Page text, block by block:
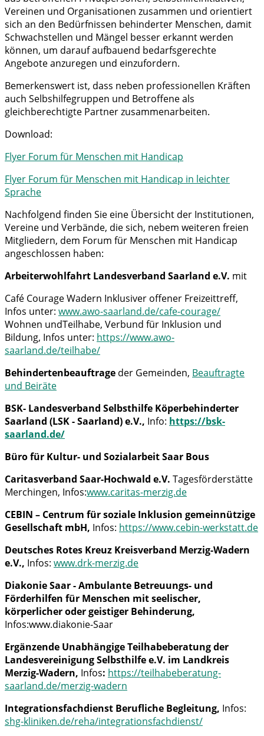
Vereinen und Organisationen zusammen und orientiert
sich an den Bedürfnissen behinderter Menschen, damit
Schwachstellen und Mängel besser erkannt werden
können, um darauf aufbauend bedarfsgerechte
Angebote anzuregen und einzufordern.
Bemerkenswert ist, dass neben professionellen Kräften
auch Selbshilfegruppen und Betroffene als
gleichberechtigte Partner zusammenarbeiten.
Download:
Flyer Forum für Menschen mit Handicap
Flyer Forum für Menschen mit Handicap in leichter
Sprache
Nachfolgend finden Sie eine Übersicht der Institutionen,
Vereine und Verbände, die sich, nebem weiteren freien
Mitgliedern, dem Forum für Menschen mit Handicap
angeschlossen haben:
Arbeiterwohlfahrt Landesverband Saarland e.V. mit
Café Courage Wadern Inklusiver offener Freizeittreff,
Infos unter: www.awo-saarland.de/cafe-courage/
Wohnen undTeilhabe, Verbund für Inklusion und
Bildung, Infos unter: https://www.awo-
saarland.de/teilhabe/
Behindertenbeauftrage der Gemeinden, Beauftragte
und Beiräte
BSK- Landesverband Selbsthilfe Köperbehinderter
Saarland (LSK - Saarland) e.V., Info: https://bsk-
saarland.de/
Büro für Kultur- und Sozialarbeit Saar Bous
Caritasverband Saar-Hochwald e.V. Tagesförderstätte
Merchingen, Infos:www.caritas-merzig.de
CEBIN – Centrum für soziale Inklusion gemeinnützige
Gesellschaft mbH, Infos: https://www.cebin-werkstatt.de
Deutsches Rotes Kreuz Kreisverband Merzig-Wadern
e.V., Infos: www.drk-merzig.de
Diakonie Saar - Ambulante Betreuungs- und
Förderhilfen für Menschen mit seelischer,
körperlicher oder geistiger Behinderung,
Infos:www.diakonie-Saar
Ergänzende Unabhängige Teilhabeberatung der
Landesvereinigung Selbsthilfe e.V. im Landkreis
Merzig-Wadern, Infos: https://teilhabeberatung-
saarland.de/merzig-wadern
Integrationsfachdienst Berufliche Begleitung, Infos:
shg-kliniken.de/reha/integrationsfachdienst/